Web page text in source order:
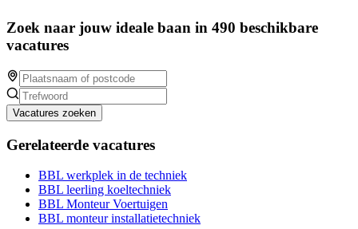
Zoek naar jouw ideale baan in 490 beschikbare
vacatures
Vacatures zoeken
Gerelateerde vacatures
BBL werkplek in de techniek
BBL leerling koeltechniek
BBL Monteur Voertuigen
BBL monteur installatietechniek